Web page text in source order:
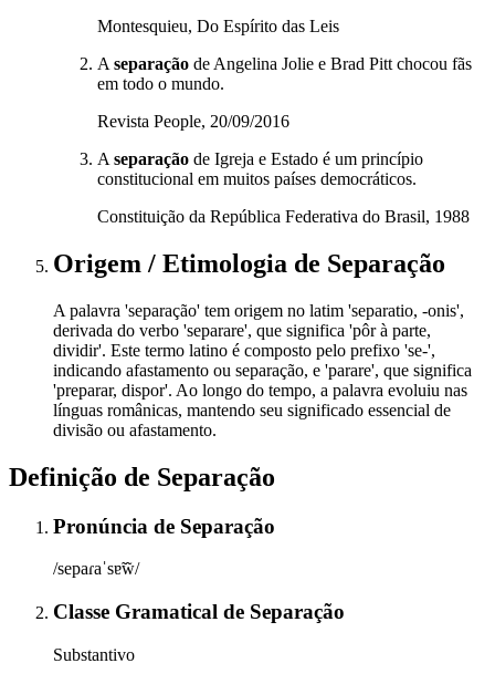
Montesquieu, Do Espírito das Leis
A separação de Angelina Jolie e Brad Pitt chocou fãs
em todo o mundo.
Revista People, 20/09/2016
A separação de Igreja e Estado é um princípio
constitucional em muitos países democráticos.
Constituição da República Federativa do Brasil, 1988
Origem / Etimologia de Separação
A palavra 'separação' tem origem no latim 'separatio, -onis',
derivada do verbo 'separare', que significa 'pôr à parte,
dividir'. Este termo latino é composto pelo prefixo 'se-',
indicando afastamento ou separação, e 'parare', que significa
'preparar, dispor'. Ao longo do tempo, a palavra evoluiu nas
línguas românicas, mantendo seu significado essencial de
divisão ou afastamento.
Definição de Separação
Pronúncia de Separação
/sepaɾaˈsɐ̃w̃/
Classe Gramatical de Separação
Substantivo